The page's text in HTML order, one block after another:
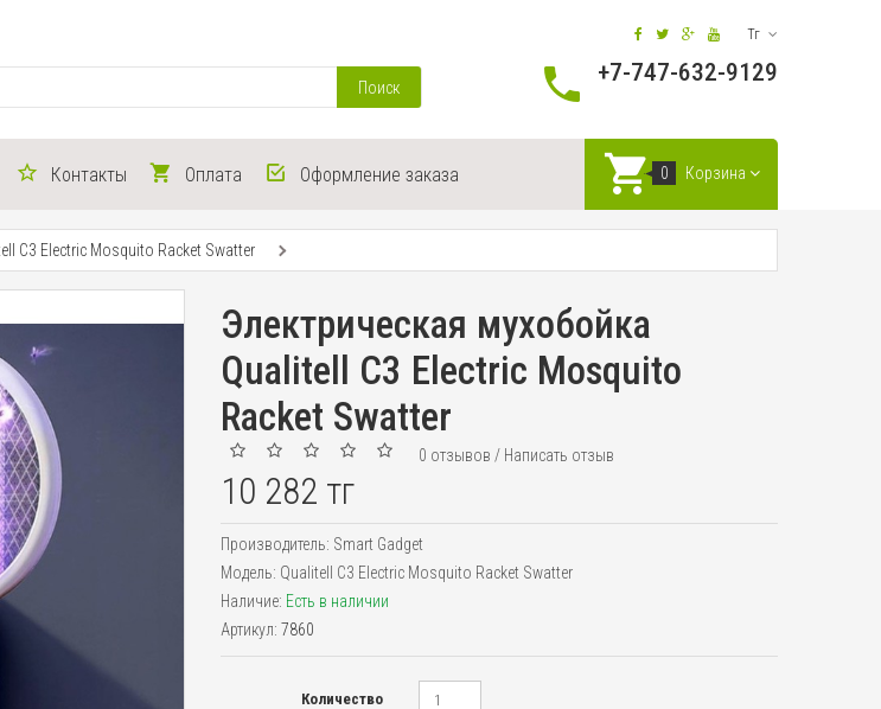
Тг
Поиск
+7-747-632-9129
Контакты Оплата Оформление заказа 0 Корзина
C3 Electric Mosquito Racket Swatter
Электрическая мухобойка
Qualitell C3 Electric Mosquito
Racket Swatter
0 отзывов / Написать отзыв
10 282 тг
Производитель: Smart Gadget
Модель: Qualitell C3 Electric Mosquito Racket Swatter
Наличие: Есть в наличии
Артикул: 7860
Количество